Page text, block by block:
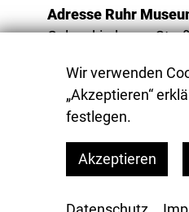
Wir verwenden
„Akzeptieren“
festlegen.
Akzeptieren
Adresse Ruhr
Gelsenkirchener